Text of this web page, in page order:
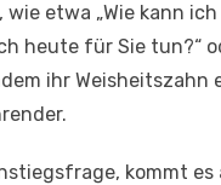
wie etwa „Wie kann
heute für Sie tun?“
ihr Weisheitszahn
kommt